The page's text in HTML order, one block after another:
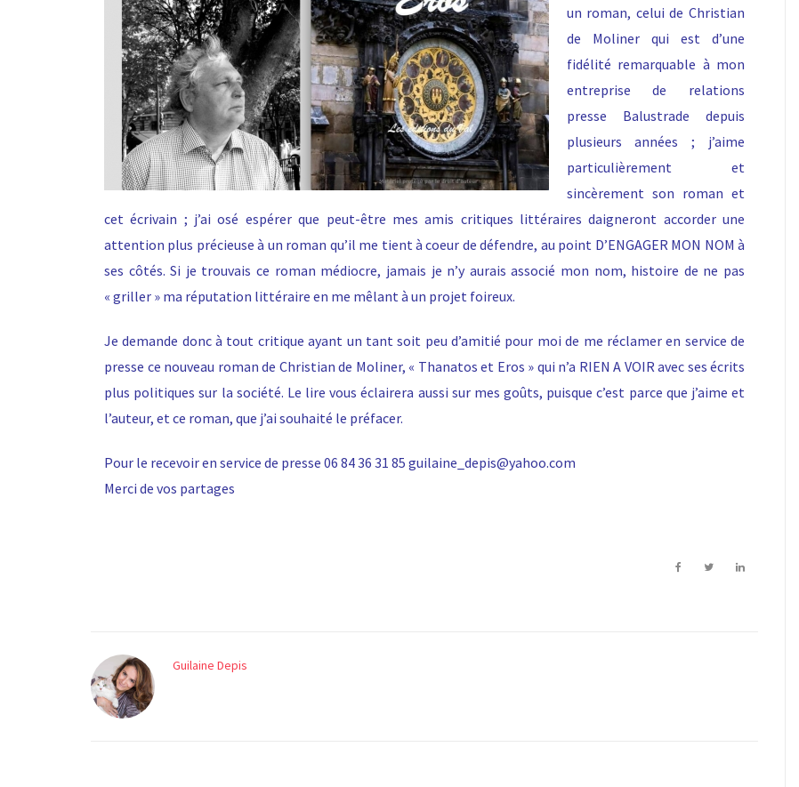
un roman, celui de Christian
de Molinerqui est d’une
fidélité remarquable à mon
entreprise de relations
presse Balustrade depuis
plusieurs années ; j’aime
particulièrement et
sincèrement son roman et
cet écrivain ; j’ai osé espérer que peut-être mes amis critiques littéraires daigneront accorder une
attention plus précieuseà un roman qu’il me tient à coeur de défendre, au point D’ENGAGER MON NOM à
ses côtés. Si je trouvais ce roman médiocre, jamais je n’y aurais associé mon nom, histoire de ne pas
« griller » ma réputation littéraire en me mêlant à un projet foireux.
Je demande donc à tout critique ayant un tant soit peu d’amitié pour moi de me réclamer en service de
presse ce nouveau roman de Christian de Moliner, « Thanatos et Eros » qui n’a RIEN A VOIR avec ses écrits
plus politiques sur la société. Le lire vous éclairera aussi sur mes goûts, puisque c’est parce que j’aime et
l’auteur, et ce roman, que j’ai souhaité le préfacer.
Pour le recevoir en service de presse 06 84 36 31 85 guilaine_depis@yahoo.com
Merci de vos partages
Guilaine Depis